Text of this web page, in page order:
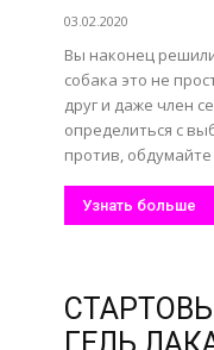
03.02.2020
Вы наконец
собака это не
друг и даже член
определиться с
против,
Узнать больше